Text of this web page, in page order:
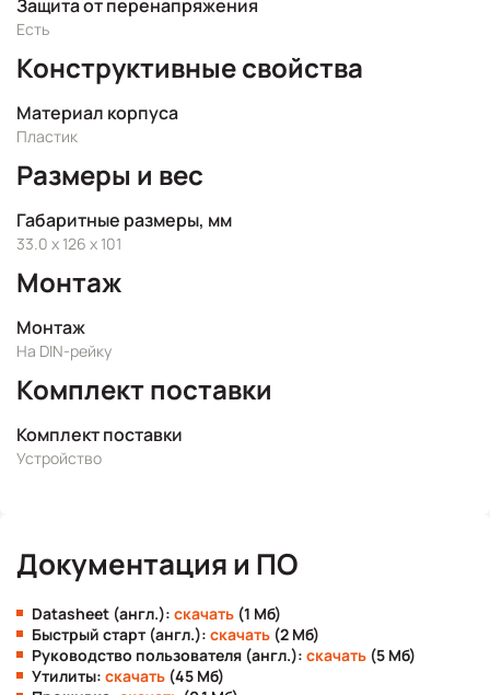
Защита от перенапряжения
Есть
Конструктивные свойства
Материал корпуса
Пластик
Размеры и вес
Габаритные размеры, мм
33.0 x 126 x 101
Монтаж
Монтаж
На DIN-рейку
Комплект поставки
Комплект поставки
Устройство
Документация и ПО
Datasheet (англ.): скачать (1 Мб)
Быстрый старт (англ.): скачать (2 Мб)
Руководство пользователя (англ.): скачать (5 Мб)
Утилиты: скачать (45 Мб)